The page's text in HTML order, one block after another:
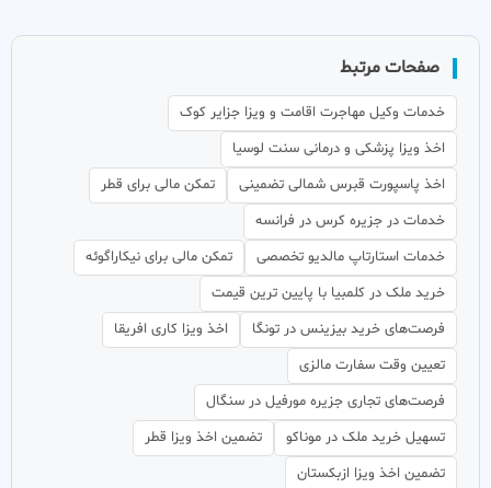
صفحات مرتبط
خدمات وکیل مهاجرت اقامت و ویزا جزایر کوک
اخذ ویزا پزشکی و درمانی سنت لوسیا
اخذ پاسپورت قبرس شمالی تضمینی
تمکن مالی برای قطر
خدمات در جزیره کرس در فرانسه
خدمات استارتاپ مالدیو تخصصی
تمکن مالی برای نیکاراگوئه
خرید ملک در کلمبیا با پایین ترین قیمت
فرصت‌های خرید بیزینس در تونگا
اخذ ویزا کاری افریقا
تعیین وقت سفارت مالزی
فرصت‌های تجاری جزیره مورفیل در سنگال
تسهیل خرید ملک در موناکو
تضمین اخذ ویزا قطر
تضمین اخذ ویزا ازبکستان